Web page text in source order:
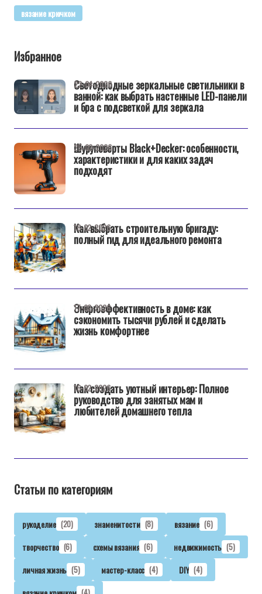
вязание крючком
Избранное
Светодиодные зеркальные светильники в
ванной: как выбрать настенные LED-панели
и бра с подсветкой для зеркала
22-04-2026
Шуруповерты Black+Decker: особенности,
характеристики и для каких задач
подходят
25-02-2026
Как выбрать строительную бригаду:
полный гид для идеального ремонта
18-02-2026
Энергоэффективность в доме: как
сэкономить тысячи рублей и сделать
жизнь комфортнее
17-02-2026
Как создать уютный интерьер: Полное
руководство для занятых мам и
любителей домашнего тепла
16-02-2026
Статьи по категориям
рукоделие (20) знаменитости (8) вязание (6)
творчество (6) схемы вязания (6) недвижимость (5)
личная жизнь (5) мастер-класс (4) DIY (4)